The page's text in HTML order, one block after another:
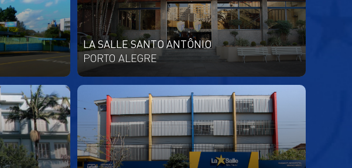
LA SALLE SANTO ANTÔNIO
PORTO ALEGRE